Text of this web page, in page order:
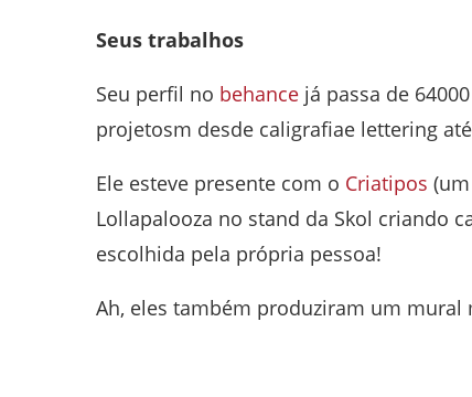
Seus trabalhos
Seu perfil no behance já passa de
projetosm desde caligrafiae lettering
Ele esteve presente com o Criatipos
Lollapalooza no stand da Skol criando
escolhida pela própria pessoa!
Ah, eles também produziram um